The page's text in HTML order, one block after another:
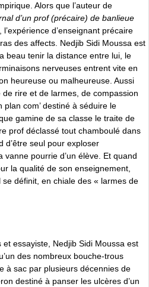
Alors que l’auteur de
d’un prof (précaire) de banlieue
d’enseignant précaire
des affects. Nedjib Sidi Moussa est
beau tenir la distance entre lui, le
nerveuses entrent vite en
heureuse ou malheureuse. Aussi
de rire et de larmes, de compassion
plan com’ destiné à séduire le
gamine de sa classe le traite de
prof déclassé tout chamboulé dans
d’être seul pour exploser
pourrie d’un élève. Et quand
la qualité de son enseignement,
se définit, en chiale des « larmes de
essayiste, Nedjib Sidi Moussa est
des nombreux bouche-trous
à sac par plusieurs décennies de
destiné à panser les ulcères d’un